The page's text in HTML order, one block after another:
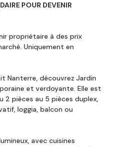
POUR DEVENIR
propriétaire à des prix
Uniquement en
Nanterre, découvrez Jardin
et verdoyante. Elle est
pièces au 5 pièces duplex,
loggia, balcon ou
avec cuisines